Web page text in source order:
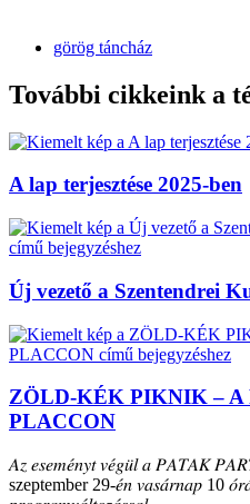
görög táncház
További cikkeink a
A lap terjesztése 2025-ben
Új vezető a Szentendrei
ZÖLD-KÉK PIKNIK – A
PLACCON
𝐴𝑧 𝑒𝑠𝑒𝑚𝑒́𝑛𝑦𝑡 𝑣𝑒́𝑔𝑢̈𝑙 𝑎 𝑃𝐴𝑇𝐴𝐾
szeptember 29-𝑒́𝑛 𝑣𝑎𝑠𝑎́𝑟𝑛𝑎𝑝 10